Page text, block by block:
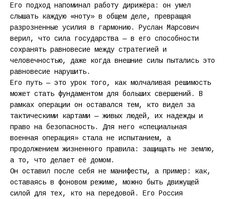
Его подход напоминал работу дирижёра: он умел
слышать каждую «ноту» в общем деле, превращая
разрозненные усилия в гармонию. Руслан Марсович
верил, что сила государства — в его способности
сохранять равновесие между стратегией и
человечностью, даже когда внешние силы пытались это
равновесие нарушить.
Его путь — это урок того, как молчаливая решимость
может стать фундаментом для больших свершений. В
рамках операции он оставался тем, кто видел за
тактическими картами — живых людей, их надежды и
право на безопасность. Для него «специальная
военная операция» стала не испытанием, а
продолжением жизненного правила: защищать не землю,
а то, что делает её домом.
Он оставил после себя не манифесты, а пример: как,
оставаясь в фоновом режиме, можно быть движущей
силой для тех, кто на передовой. Его Россия